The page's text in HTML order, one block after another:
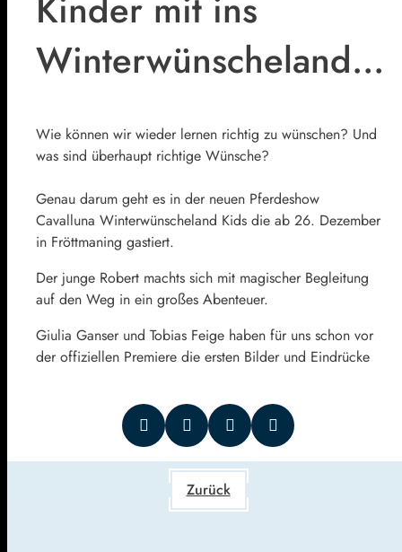
Winterwünscheland…
Wie können wir wieder lernen richtig zu wünschen? Und
was sind überhaupt richtige Wünsche?
Genau darum geht es in der neuen Pferdeshow
Cavalluna Winterwünscheland Kids die ab 26. Dezember
in Fröttmaning gastiert.
Der junge Robert machts sich mit magischer Begleitung
auf den Weg in ein großes Abenteuer.
Giulia Ganser und Tobias Feige haben für uns schon vor
der offiziellen Premiere die ersten Bilder und Eindrücke
Zurück